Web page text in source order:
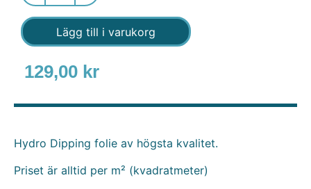
Lägg till i varukorg
129,00 kr
Hydro Dipping folie av högsta kvalitet.
Priset är alltid per m² (kvadratmeter)